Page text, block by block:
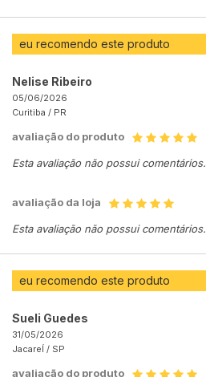
eu recomendo este produto
Nelise Ribeiro
05/06/2026
Curitiba / PR
avaliação do produto
Esta avaliação não possui comentários.
avaliação da loja
Esta avaliação não possui comentários.
eu recomendo este produto
Sueli Guedes
31/05/2026
JacareÍ / SP
avaliação do produto